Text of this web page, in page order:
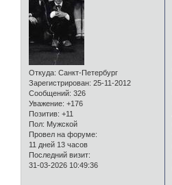
Откуда: Санкт-Петербург
Зарегистрирован: 25-11-2012
Сообщений: 326
Уважение: +176
Позитив: +11
Пол: Мужской
Провел на форуме:
11 дней 13 часов
Последний визит:
31-03-2026 10:49:36